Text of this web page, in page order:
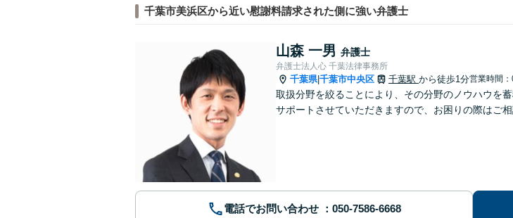
千葉市美浜区から近い慰謝料請求された側に強い弁護士
山森 一男 弁護士
弁護士法人心 千葉法律事務所
千葉県|千葉市中央区 千葉駅 から徒歩1分営業時間：
取扱分野を絞ることにより、その分野のノウハウを
サポートさせていただきますので、お困りの際はご相
電話でお問い合わせ